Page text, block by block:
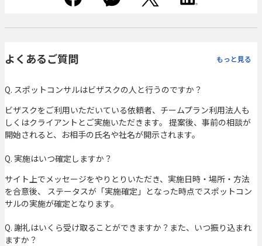
よくあるご質問 もっと見る
Q. スポットコンサルはビザスクの人と行うのですか？
ビザスクをご利用いただいている依頼者、チームプラン利用法人も
しくはクライアントとご実施いただきます。 提案後、事前の相談が
開始されると、お相手の氏名や社名が開示されます。
Q. 実施はいつ確定しますか？
サイト上でメッセージをやりとりいただき、実施日時・場所・方法
を合意後、 ステータスが「実施確定」となった時点でスポットコン
サルの実施が確定となります。
Q. 謝礼はいくら受け取ることができますか？また、いつ振り込まれ
ますか？